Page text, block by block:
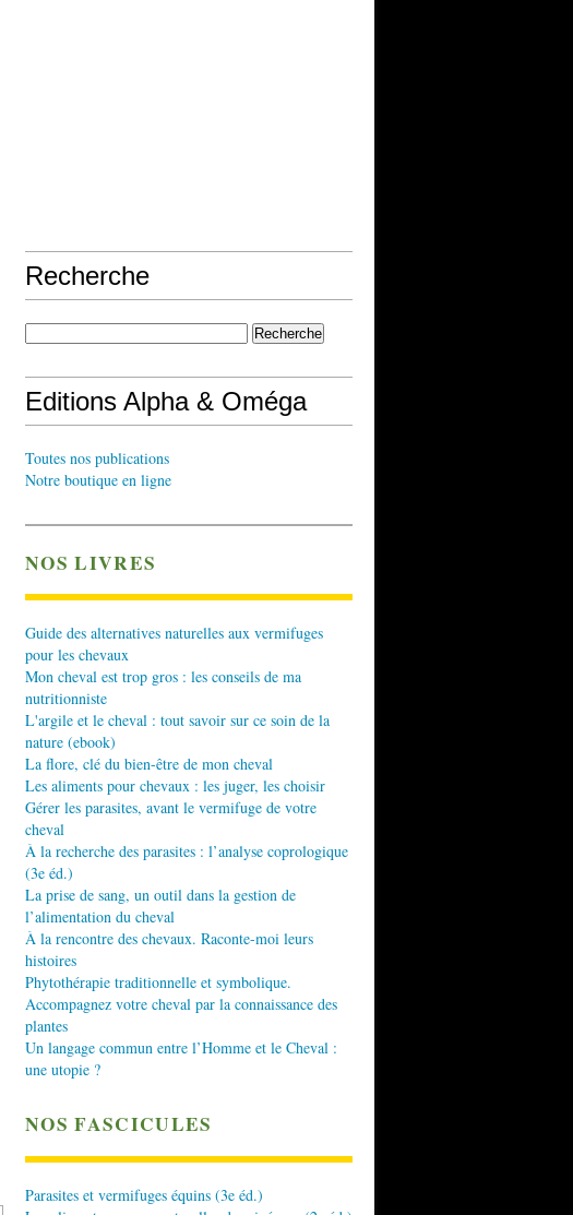
Recherche
Editions Alpha & Oméga
Toutes nos publications
Notre boutique en ligne
NOS LIVRES
Guide des alternatives naturelles aux vermifuges
pour les chevaux
Mon cheval est trop gros : les conseils de ma
nutritionniste
L'argile et le cheval : tout savoir sur ce soin de la
nature (ebook)
La flore, clé du bien-être de mon cheval
Les aliments pour chevaux : les juger, les choisir
Gérer les parasites, avant le vermifuge de votre
cheval
À la recherche des parasites : l’analyse coprologique
(3e éd.)
La prise de sang, un outil dans la gestion de
l’alimentation du cheval
À la rencontre des chevaux. Raconte-moi leurs
histoires
Phytothérapie traditionnelle et symbolique.
Accompagnez votre cheval par la connaissance des
plantes
Un langage commun entre l’Homme et le Cheval :
une utopie ?
NOS FASCICULES
Parasites et vermifuges équins (3e éd.)